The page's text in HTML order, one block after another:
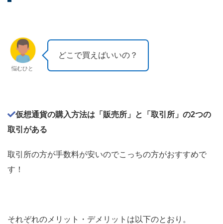
悩むひと
どこで買えばいいの？
仮想通貨の購入方法は「販売所」と「取引所」の2つの
取引がある
取引所の方が手数料が安いのでこっちの方がおすすめで
す！
それぞれのメリット・デメリットは以下のとおり。